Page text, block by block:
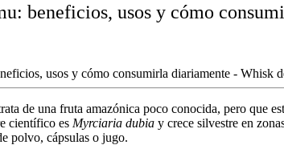
beneficios, usos y cómo
de una fruta amazónica poco conocida, pero que
científico es Myrciaria dubiay crece silvestre en
polvo, cápsulas o jugo.